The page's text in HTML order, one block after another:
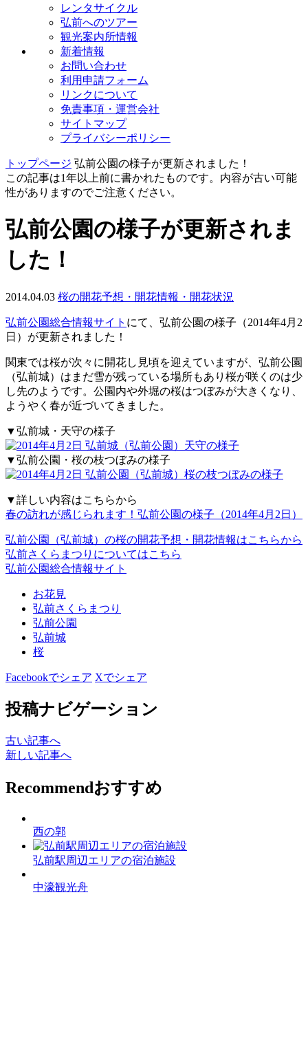
レンタサイクル
弘前へのツアー
観光案内所情報
新着情報
お問い合わせ
利用申請フォーム
リンクについて
免責事項・運営会社
サイトマップ
プライバシーポリシー
トップページ 弘前公園の様子が更新されました！
この記事は1年以上前に書かれたものです。内容が古い可能
性がありますのでご注意ください。
弘前公園の様子が更新されま
した！
2014.04.03 桜の開花予想・開花情報・開花状況
弘前公園総合情報サイト にて、弘前公園の様子（2014年4月2
日）が更新されました！
関東では桜が次々に開花し見頃を迎えていますが、弘前公園
（弘前城）はまだ雪が残っている場所もあり桜が咲くのは少
し先のようです。公園内や外堀の桜はつぼみが大きくなり、
ようやく春が近づいてきました。
▼弘前城・天守の様子
▼弘前公園・桜の枝つぼみの様子
▼詳しい内容はこちらから
春の訪れが感じられます！弘前公園の様子（2014年4月2日）
弘前公園（弘前城）の桜の開花予想・開花情報はこちらから
弘前さくらまつりについてはこちら
弘前公園総合情報サイト
お花見
弘前さくらまつり
弘前公園
弘前城
桜
Facebookでシェア Xでシェア
投稿ナビゲーション
古い記事へ
新しい記事へ
Recommendおすすめ
西の郭
弘前駅周辺エリアの宿泊施設
中濠観光舟